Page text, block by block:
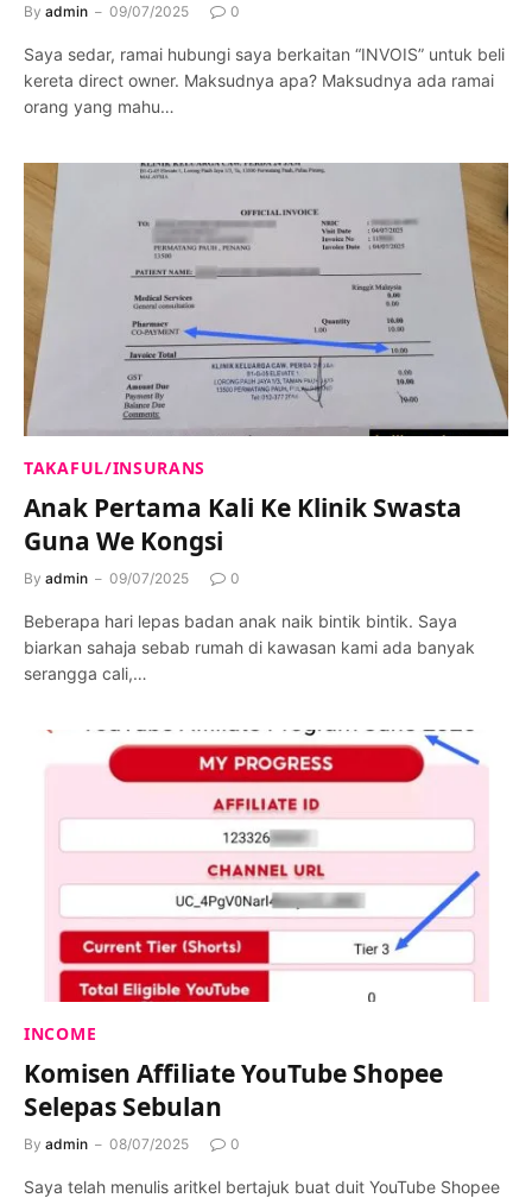
By admin 09/07/2025 0
Saya sedar, ramai hubungi saya berkaitan “INVOIS” untuk beli
kereta direct owner. Maksudnya apa? Maksudnya ada ramai
orang yang mahu…
TAKAFUL/INSURANS
Anak Pertama Kali Ke Klinik Swasta
Guna We Kongsi
By admin 09/07/2025 0
Beberapa hari lepas badan anak naik bintik bintik. Saya
biarkan sahaja sebab rumah di kawasan kami ada banyak
serangga cali,…
INCOME
Komisen Affiliate YouTube Shopee
Selepas Sebulan
By admin 08/07/2025 0
Saya telah menulis aritkel bertajuk buat duit YouTube Shopee